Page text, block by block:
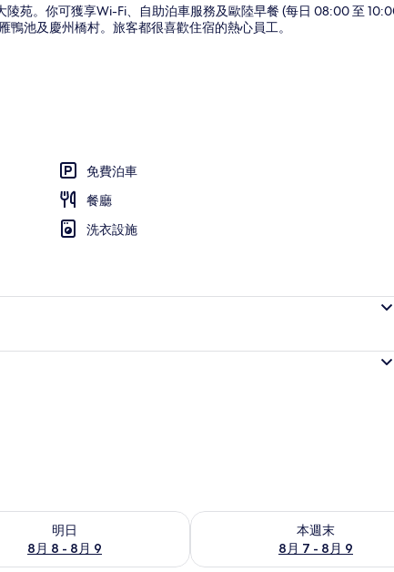
Twin | 高級寢具、羽絨被、Select Comfort 床墊、隔音
苑。你可獲享Wi-Fi、自助泊車服務及歐陸早餐 (每日 08:00 至
池及慶州橋村。旅客都很喜歡住宿的熱心員工。
免費泊車
餐廳
洗衣設施
明日
8月 8 - 8月 9
月 8 - 8月 9的可訂空房
本週末
8月 7 - 8月 9
查看本週末 8月 7 - 8月 9的可訂